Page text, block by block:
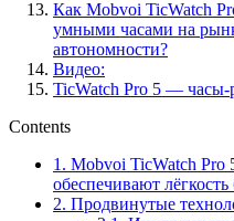
Как Mobvoi TicWatch
умными часами на
автономности?
Видео:
TicWatch Pro 5 — часы-
Contents
1. Mobvoi TicWatch Pro
обеспечивают
2. Продвинутые